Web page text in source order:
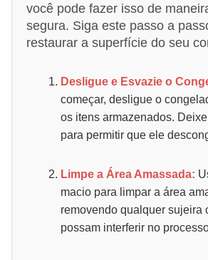
você pode fazer isso de
segura. Siga este passo a
restaurar a superfície do seu
Desligue e Esvazie o
começar, desligue o
os itens armazenados.
para permitir que ele
Limpe a Área Amassada:
macio para limpar a área
removendo qualquer sujeira
possam interferir no